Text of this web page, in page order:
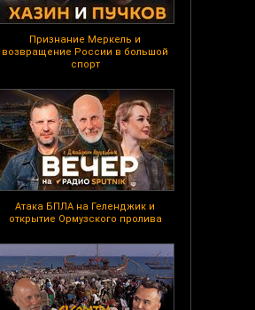
Признание Меркель и
возвращение России в большой
спорт
Атака БПЛА на Геленджик и
открытие Ормузского пролива